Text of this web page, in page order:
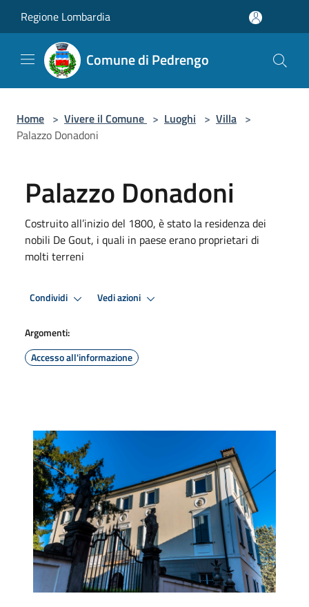
Regione Lombardia
Comune di Pedrengo
Home > Vivere il Comune > Luoghi > Villa >
Palazzo Donadoni
Palazzo Donadoni
Costruito all’inizio del 1800, è stato la residenza dei
nobili De Gout, i quali in paese erano proprietari di
molti terreni
Condividi Vedi azioni
Argomenti:
Accesso all'informazione